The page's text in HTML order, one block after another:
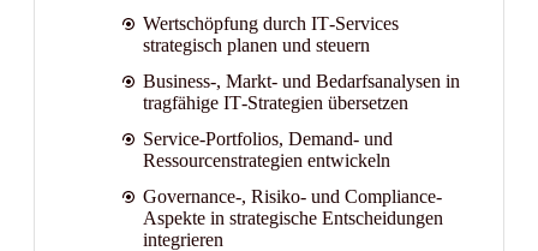
Wertschöpfung durch IT‑Services
strategisch planen und steuern
Business-, Markt- und Bedarfsanalysen in
tragfähige IT‑Strategien übersetzen
Service-Portfolios, Demand- und
Ressourcenstrategien entwickeln
Governance-, Risiko- und Compliance-
Aspekte in strategische Entscheidungen
integrieren